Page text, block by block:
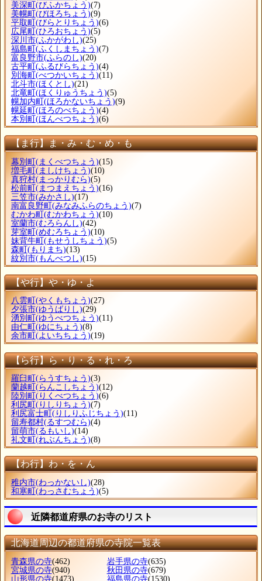
美深町 (びふかちょう)(7)
美幌町 (びほろちょう)(9)
平取町 (びらとりちょう)(6)
広尾町 (ひろおちょう)(5)
深川市(ふかがわし)(25)
福島町 (ふくしまちょう)(7)
富良野市(ふらのし)(20)
古平町 (ふるびらちょう)(4)
別海町 (べつかいちょう)(11)
北斗市(ほくとし)(21)
北竜町 (ほくりゅうちょう)(5)
幌加内町 (ほろかないちょう)(9)
幌延町 (ほろのべちょう)(4)
本別町 (ほんべつちょう)(6)
【ま行】ま・み・む・め・も
幕別町(まくべつちょう)(15)
増毛町(ましけちょう)(10)
真狩村(まっかりむら)(5)
松前町(まつまえちょう)(16)
三笠市(みかさし)(17)
南富良野町(みなみふらのちょう)(7)
むかわ町(むかわちょう)(10)
室蘭市(むろらんし)(42)
芽室町(めむろちょう)(10)
妹背牛町(もせうしちょう)(5)
森町(もりまち)(13)
紋別市(もんべつし)(15)
【や行】や・ゆ・よ
八雲町 (やくもちょう)(27)
夕張市(ゆうばりし)(29)
湧別町 (ゆうべつちょう)(11)
由仁町 (ゆにちょう)(8)
余市町 (よいちちょう)(19)
【ら行】ら・り・る・れ・ろ
羅臼町 (らうすちょう)(3)
蘭越町 (らんこしちょう)(12)
陸別町 (りくべつちょう)(6)
利尻町 (りしりちょう)(7)
利尻富士町 (りしりふじちょう)(11)
留寿都村(るすつむら)(4)
留萌市(るもいし)(14)
礼文町 (れぶんちょう)(8)
【わ行】わ・を・ん
稚内市(わっかないし)(28)
和寒町 (わっさむちょう)(5)
近隣都道府県のお寺のリスト
北海道周辺の都道府県の寺院一覧表
青森県の寺(462) 岩手県の寺(635)
宮城県の寺(940) 秋田県の寺(679)
山形県の寺(1473) 福島県の寺(1530)